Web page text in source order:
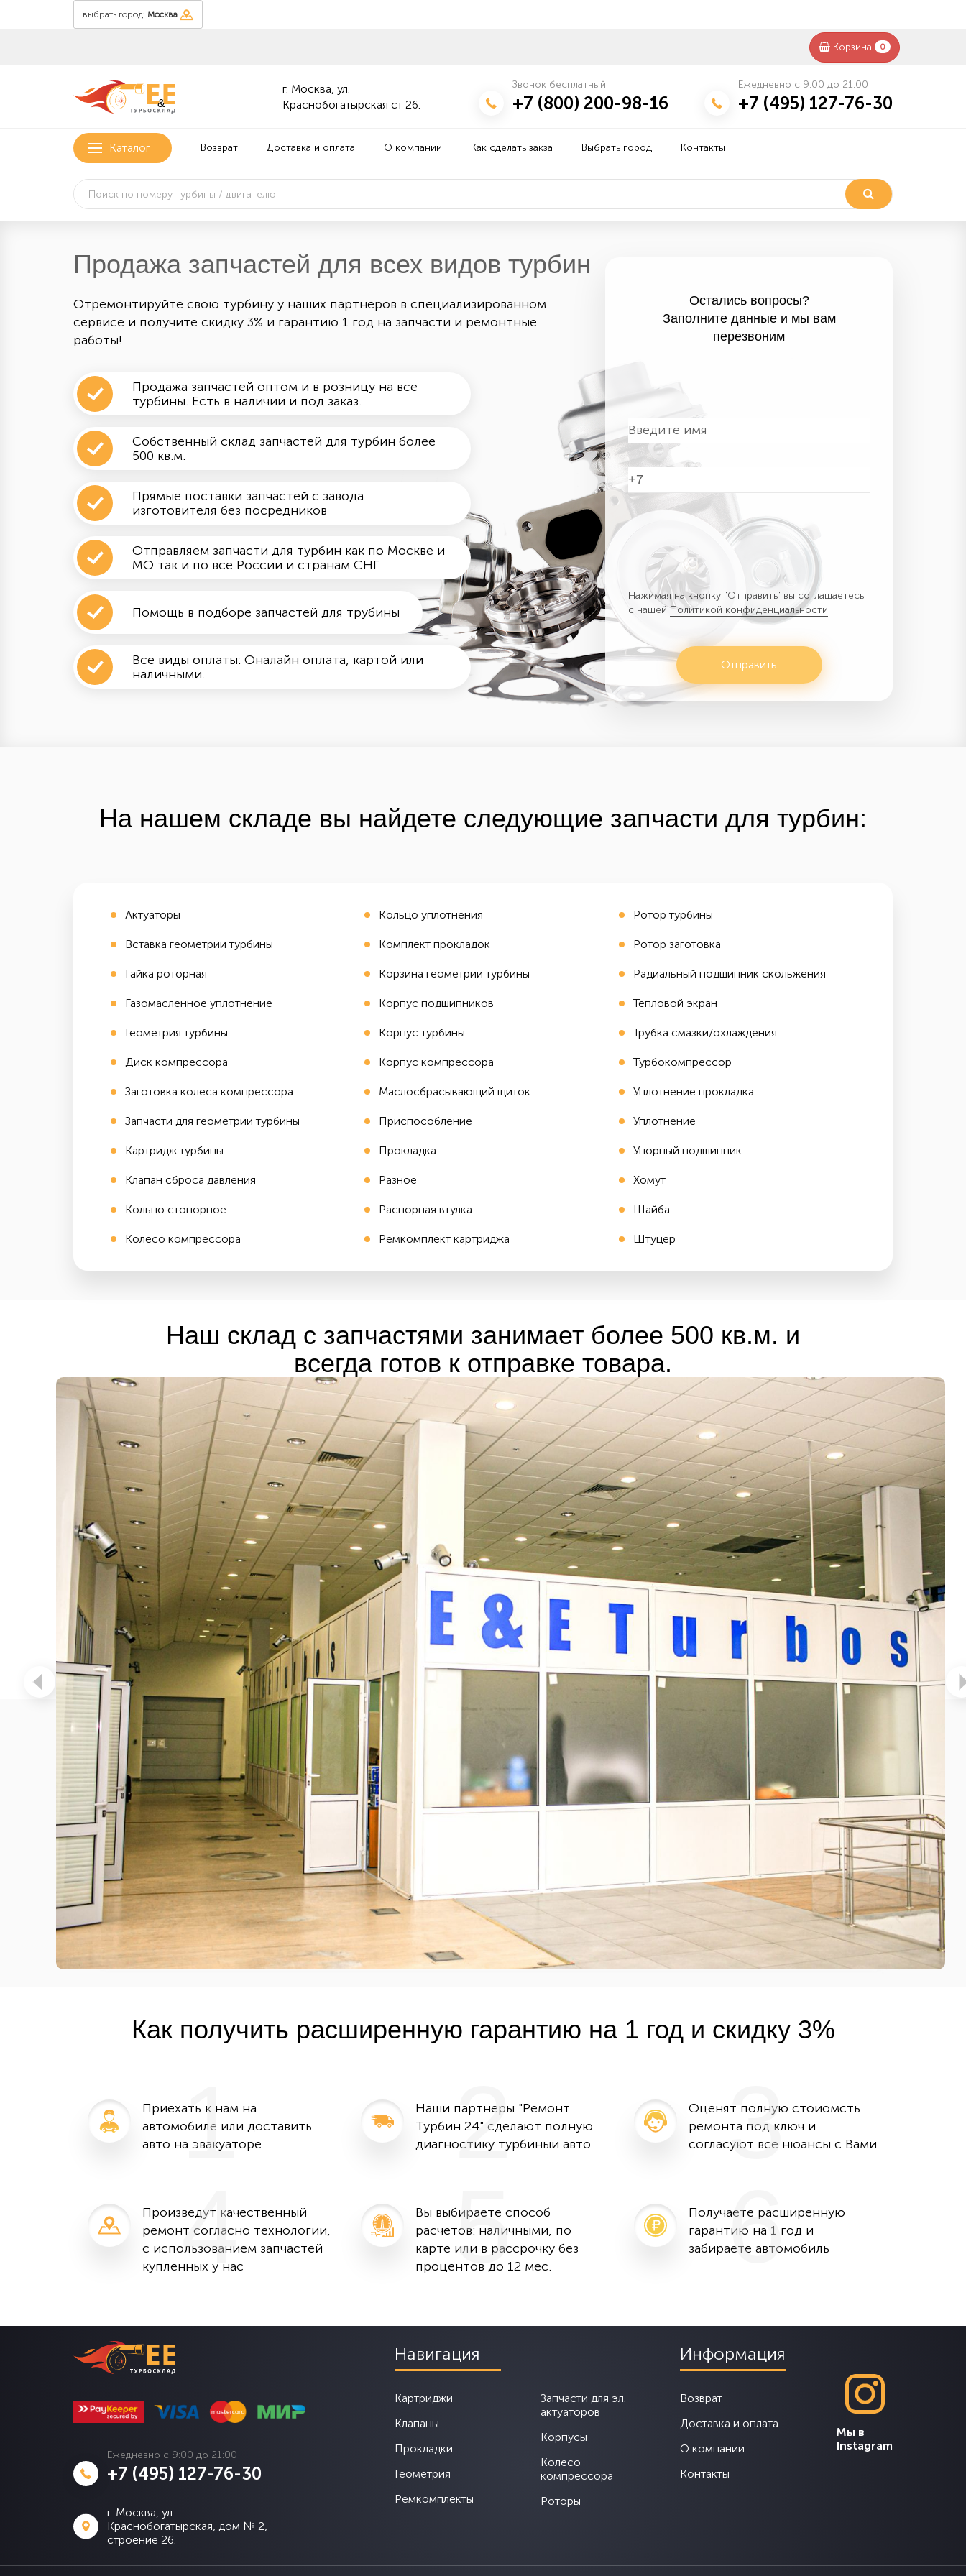
выбрать город: Москва
Корзина 0
&
г. Москва, ул.
Краснобогатырская ст 26.
Звонок бесплатный
+7 (800) 200-98-16
Ежедневно с 9:00 до 21:00
+7 (495) 127-76-30
Каталог Возврат Доставка и оплата О компании Как сделать закза Выбрать город Контакты
Продажа запчастей для всех видов турбин
Отремонтируйте свою турбину у наших партнеров в специализированном
сервисе и получите скидку 3% и гарантию 1 год на запчасти и ремонтные
работы!
Продажа запчастей оптом и в розницу на все
турбины. Есть в наличии и под заказ.
Собственный склад запчастей для турбин более
500 кв.м.
Прямые поставки запчастей с завода
изготовителя без посредников
Отправляем запчасти для турбин как по Москве и
МО так и по все России и странам СНГ
Помощь в подборе запчастей для трубины
Все виды оплаты: Оналайн оплата, картой или
наличными.
Остались вопросы?
Заполните данные и мы вам
перезвоним
Нажимая на кнопку "Отправить" вы соглашаетесь
с нашейПолитикой конфиденциальности
Отправить
На нашем складе вы найдете следующие запчасти для турбин:
Актуаторы
Вставка геометрии турбины
Гайка роторная
Газомасленное уплотнение
Геометрия турбины
Диск компрессора
Заготовка колеса компрессора
Запчасти для геометрии турбины
Картридж турбины
Клапан сброса давления
Кольцо стопорное
Колесо компрессора
Кольцо уплотнения
Комплект прокладок
Корзина геометрии турбины
Корпус подшипников
Корпус турбины
Корпус компрессора
Маслосбрасывающий щиток
Приспособление
Прокладка
Разное
Распорная втулка
Ремкомплект картриджа
Ротор турбины
Ротор заготовка
Радиальный подшипник скольжения
Тепловой экран
Трубка смазки/охлаждения
Турбокомпрессор
Уплотнение прокладка
Уплотнение
Упорный подшипник
Хомут
Шайба
Штуцер
Наш склад с запчастями занимает более 500 кв.м. и
всегда готов к отправке товара.
Как получить расширенную гарантию на 1 год и скидку 3%
Приехать к нам на
автомобиле или доставить
авто на эвакуаторе
1
Наши партнеры "Ремонт
Турбин 24" сделают полную
диагностику турбиныи авто
2
Оценят полную стоиомсть
ремонта под ключ и
согласуют все нюансы с Вами
3
Произведут качественный
ремонт согласно технологии,
с использованием запчастей
купленных у нас
4
Вы выбираете способ
расчетов: наличными, по
карте или в рассрочку без
процентов до 12 мес.
5
Получаете расширенную
гарантию на 1 год и
забираете автомобиль
6
Ежедневно с 9:00 до 21:00
+7 (495) 127-76-30
г. Москва, ул.
Краснобогатырская, дом № 2,
строение 26.
Навигация
Картриджи
Клапаны
Прокладки
Геометрия
Ремкомплекты
Запчасти для эл.
актуаторов
Корпусы
Колесо
компрессора
Роторы
Информация
Возврат
Доставка и оплата
О компании
Контакты
Мы в
Instagram